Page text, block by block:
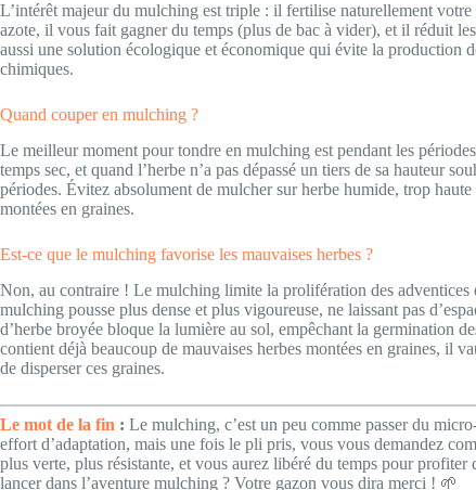
L’intérêt majeur du mulching est triple : il fertilise naturellement votre
azote, il vous fait gagner du temps (plus de bac à vider), et il réduit
aussi une solution écologique et économique qui évite la production
chimiques.
Quand couper en mulching ?
Le meilleur moment pour tondre en mulching est pendant les
temps sec, et quand l’herbe n’a pas dépassé un tiers de sa hauteur
périodes. Évitez absolument de mulcher sur herbe humide, trop
montées en graines.
Est-ce que le mulching favorise les mauvaises herbes ?
Non, au contraire ! Le mulching limite la prolifération des
mulching pousse plus dense et plus vigoureuse, ne laissant pas
d’herbe broyée bloque la lumière au sol, empêchant la germination
contient déjà beaucoup de mauvaises herbes montées en graines, il
de disperser ces graines.
Le mot de la fin : Le mulching, c’est un peu comme passer du
effort d’adaptation, mais une fois le pli pris, vous vous demandez
plus verte, plus résistante, et vous aurez libéré du temps pour
lancer dans l’aventure mulching ? Votre gazon vous dira merci ! 🌱